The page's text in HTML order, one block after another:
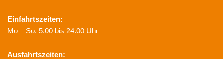
Einfahrtszeiten:
Mo – So: 5:00 bis 24:00 Uhr
Ausfahrtszeiten: